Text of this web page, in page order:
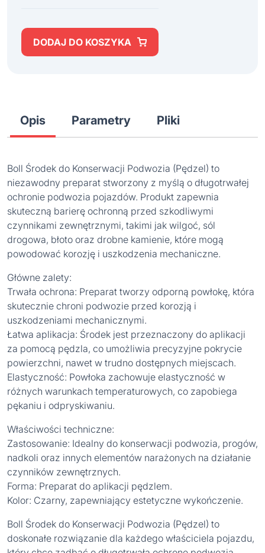
DODAJ DO KOSZYKA
Opis Parametry Pliki
Boll Środek do Konserwacji Podwozia (Pędzel) to
niezawodny preparat stworzony z myślą o długotrwałej
ochronie podwozia pojazdów. Produkt zapewnia
skuteczną barierę ochronną przed szkodliwymi
czynnikami zewnętrznymi, takimi jak wilgoć, sól
drogowa, błoto oraz drobne kamienie, które mogą
powodować korozję i uszkodzenia mechaniczne.
Główne zalety:
Trwała ochrona: Preparat tworzy odporną powłokę, która
skutecznie chroni podwozie przed korozją i
uszkodzeniami mechanicznymi.
Łatwa aplikacja: Środek jest przeznaczony do aplikacji
za pomocą pędzla, co umożliwia precyzyjne pokrycie
powierzchni, nawet w trudno dostępnych miejscach.
Elastyczność: Powłoka zachowuje elastyczność w
różnych warunkach temperaturowych, co zapobiega
pękaniu i odpryskiwaniu.
Właściwości techniczne:
Zastosowanie: Idealny do konserwacji podwozia, progów,
nadkoli oraz innych elementów narażonych na działanie
czynników zewnętrznych.
Forma: Preparat do aplikacji pędzlem.
Kolor: Czarny, zapewniający estetyczne wykończenie.
Boll Środek do Konserwacji Podwozia (Pędzel) to
doskonałe rozwiązanie dla każdego właściciela pojazdu,